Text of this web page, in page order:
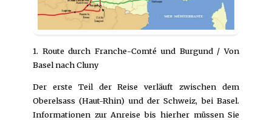
1. Route durch Franche-Comté und Burgund / Von
Basel nach Cluny
Der erste Teil der Reise verläuft zwischen dem
Oberelsass (Haut-Rhin) und der Schweiz, bei Basel.
Informationen zur Anreise bis hierher müssen Sie